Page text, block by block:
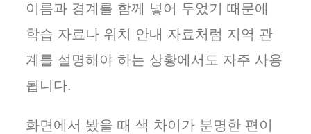
이름과 경계를 함께 넣어 두었기 때문에
학습 자료나 위치 안내 자료처럼 지역 관
계를 설명해야 하는 상황에서도 자주 사용
됩니다.
화면에서 봤을 때 색 차이가 분명한 편이